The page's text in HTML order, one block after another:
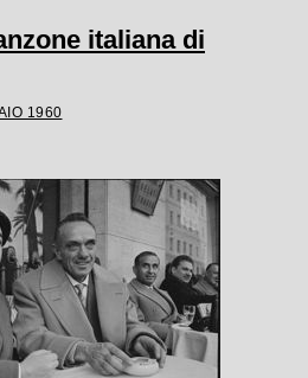
italiana di
1960